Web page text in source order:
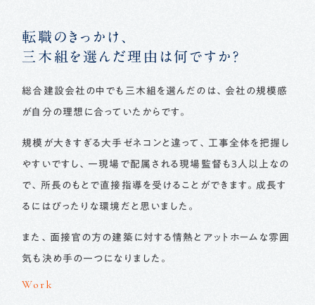
転職のきっかけ、
三木組を選んだ理由は何ですか？
総合建設会社の中でも三木組を選んだのは、会社の規模感
が自分の理想に合っていたからです。
規模が大きすぎる大手ゼネコンと違って、工事全体を把握し
やすいですし、一現場で配属される現場監督も3人以上なの
で、所長のもとで直接指導を受けることができます。成長す
るにはぴったりな環境だと思いました。
また、面接官の方の建築に対する情熱とアットホームな雰囲
気も決め手の一つになりました。
Work